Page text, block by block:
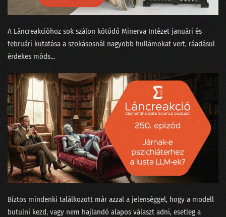
084 - A tíz legnagyobb data science bullshit
083 - Nicolas Cage és Kína nagy GDP-csalása
081 - A Python alkalmatlan data science-re!
080 - Tiszta adat márpedig nincs!
079 - Az MI háborúba ment
078 - Üzenet a liftből
077 - Természettudományt a magaskultúrába?
075 - A MI királyunk nem olyan!
A Láncreakcióhoz sok szálon kötődő Minerva Intézet⁠⁠ januári⁠⁠ és
februári⁠⁠ kutatása a szokásosnál nagyobb hullámokat vert, ráadásul
érdekes ⁠móds...
Biztos mindenki találkozott már azzal a jelenséggel, hogy a modell
butulni kezd, vagy nem hajlandó alapos választ adni, esetleg a